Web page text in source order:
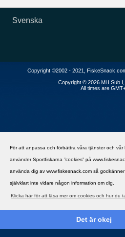
För att anpassa och förbättra våra tjänster och vår
använder Sportfiskarna ”cookies” på
använda dig av www.fiskesnack.com så
självklart inte vidare någon information om dig.
Klicka här för att läsa mer om cookies och hur du
Det är okej
Svenska
Copyright ©2002 - 2021,
Copyright © 2026 MH Sub
All times are